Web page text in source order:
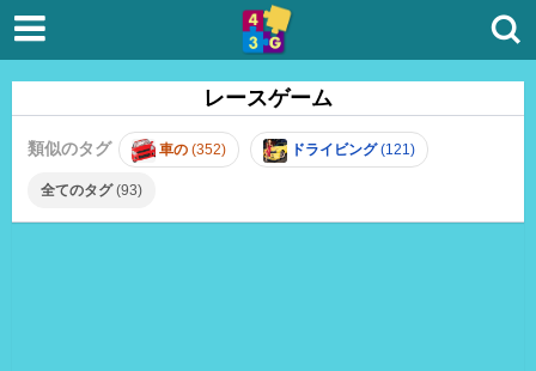
レースゲーム
類似のタグ 車の (352) ドライビング(121)
全てのタグ(93)